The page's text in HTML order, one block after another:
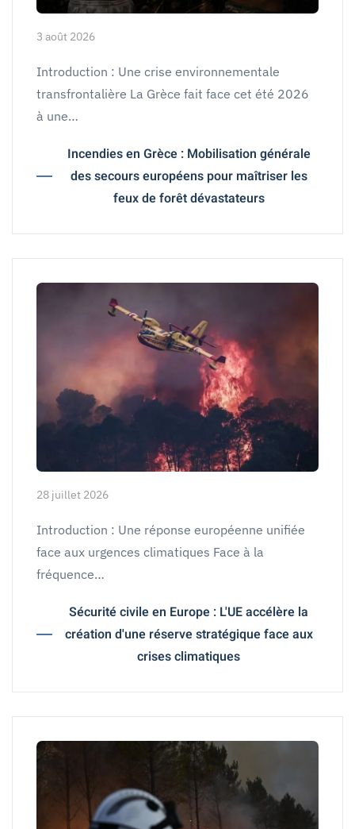
3 août 2026
Introduction : Une crise environnementale
transfrontalière La Grèce fait face cet été 2026
à une…
Incendies en Grèce : Mobilisation générale
des secours européens pour maîtriser les
feux de forêt dévastateurs
28 juillet 2026
Introduction : Une réponse européenne unifiée
face aux urgences climatiques Face à la
fréquence…
Sécurité civile en Europe : L'UE accélère la
création d'une réserve stratégique face aux
crises climatiques